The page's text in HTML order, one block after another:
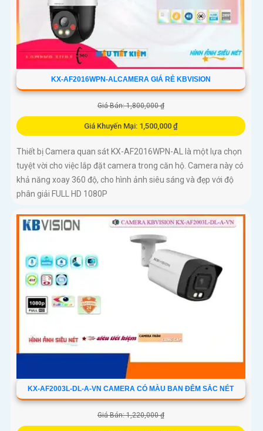
KX-AF2016WPN-ALCAMERA GIÁ RẺ KBVISION
Giá Bán: 1,800,000 ₫
Giá Khuyến Mại: 1,500,000 ₫
Thiết bị Camera quan sát KX-AF2016WPN-AL là một lựa chọn
tuyệt vời cho việc lắp đặt camera trong căn hộ. Camera này có
khả năng xoay 360 độ, cho hình ảnh siêu sáng và đẹp với độ
phân giải FULL HD 1080P
KX-AF2003L-DL-A-VN CAMERA CÓ MÀU BAN ĐÊM SẮC NÉT
Giá Bán: 1,220,000 ₫